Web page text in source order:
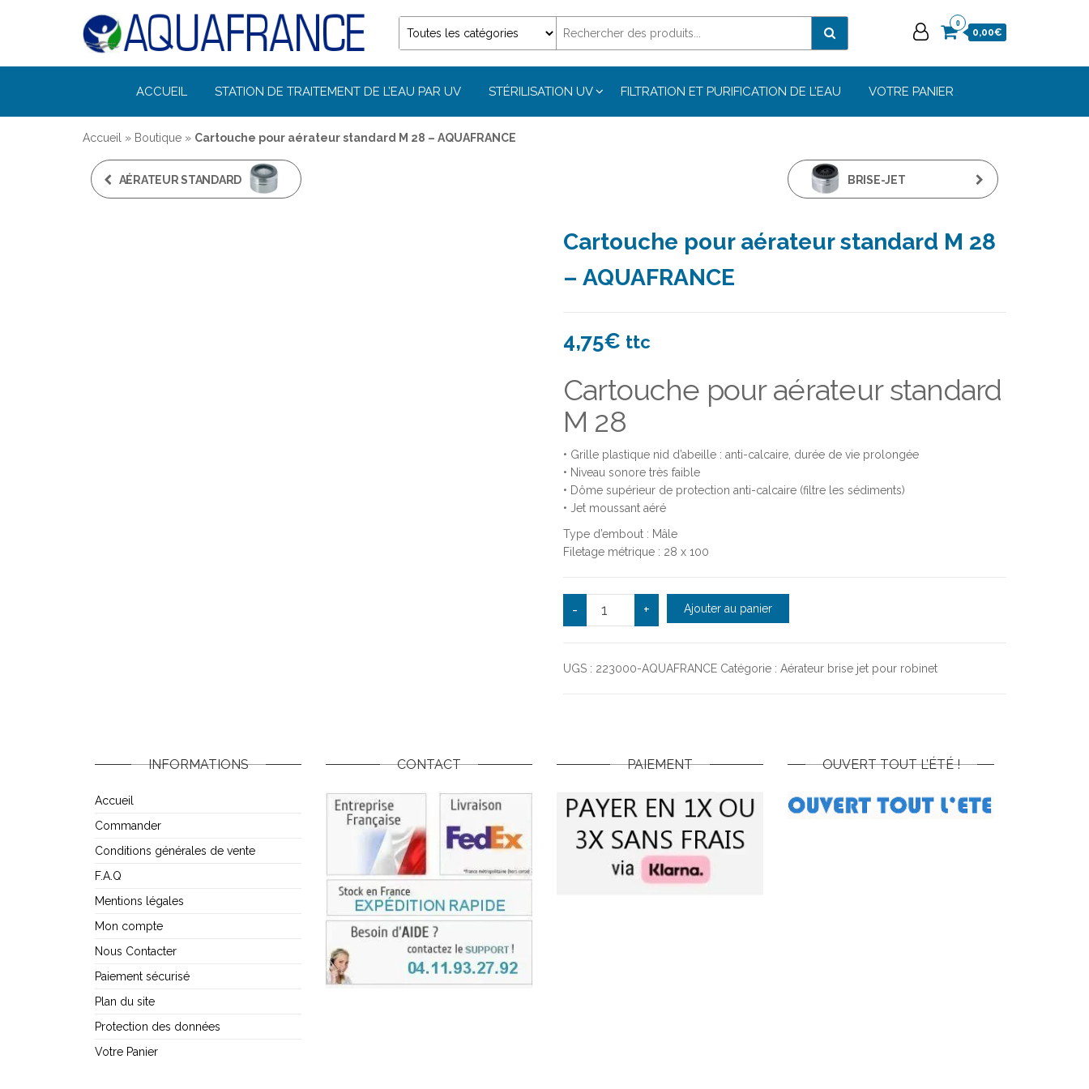
Désinfection
Uv de l'eau |
Filtration et
Potabilisation
0
0,00€
ACCUEIL STATION DE TRAITEMENT DE L’EAU PAR UV STÉRILISATION UV FILTRATION ET PURIFICATION DE L’EAU VOTRE PANIER
Accueil » Boutique » Cartouche pour aérateur standard M 28 – AQUAFRANCE
AÉRATEUR STANDARD BRISE-JET
Cartouche pour aérateur standard M 28
– AQUAFRANCE
4,75€ ttc
Cartouche pour aérateur standard
M 28
• Grille plastique nid d’abeille : anti-calcaire, durée de vie prolongée
• Niveau sonore très faible
• Dôme supérieur de protection anti-calcaire (filtre les sédiments)
• Jet moussant aéré
Type d’embout : Mâle
Filetage métrique : 28 x 100
- quantité de Cartouche pour aérateur standard M 28 - AQUAFRANCE
+ Ajouter au panier
UGS : 223000-AQUAFRANCE Catégorie : Aérateur brise jet pour robinet
INFORMATIONS
Accueil
Commander
Conditions générales de vente
F.A.Q
Mentions légales
Mon compte
Nous Contacter
Paiement sécurisé
Plan du site
Protection des données
Votre Panier
CONTACT PAIEMENT OUVERT TOUT L’ÉTÉ !